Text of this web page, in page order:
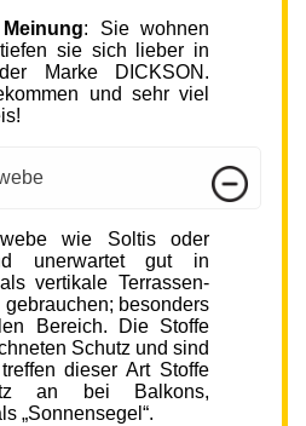
: Sie wohnen
sie sich lieber in
Marke DICKSON.
und sehr viel
wie Soltis oder
unerwartet gut in
vertikale Terrassen-
besonders
Bereich. Die Stoffe
Schutz und sind
dieser Art Stoffe
an bei Balkons,
„Sonnensegel“.